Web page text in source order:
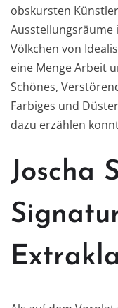
obskursten
Ausstellungsräume
Völkchen von
eine Menge Arbeit
Schönes,
Farbiges und
dazu erzählen
Joscha